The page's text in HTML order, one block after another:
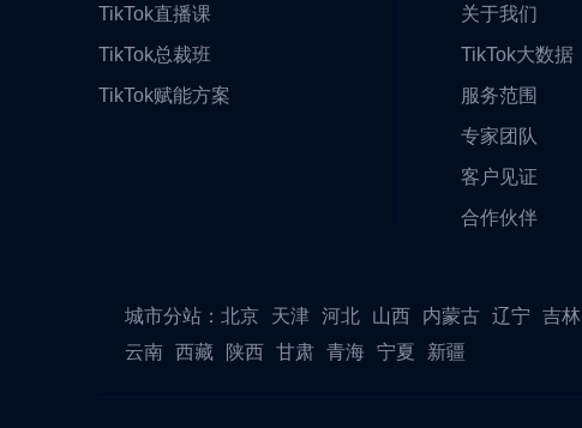
TikTok直播课
TikTok总裁班
TikTok赋能方案
关于我们
TikTok大数据
服务范围
专家团队
客户见证
合作伙伴
城市分站： 北京 天津 河北 山西 内蒙古 辽宁 吉林
云南 西藏 陕西 甘肃 青海 宁夏 新疆